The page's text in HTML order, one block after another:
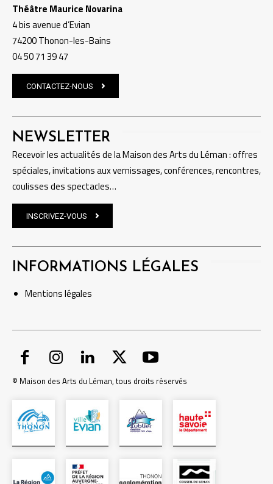
Théâtre Maurice Novarina
4 bis avenue d’Evian
74200 Thonon-les-Bains
04 50 71 39 47
CONTACTEZ-NOUS
NEWSLETTER
Recevoir les actualités de la Maison des Arts du Léman : offres
spéciales, invitations aux vernissages, conférences, rencontres,
coulisses des spectacles…
INSCRIVEZ-VOUS
INFORMATIONS LÉGALES
Mentionslégales
© Maison des Arts du Léman, tous droits réservés